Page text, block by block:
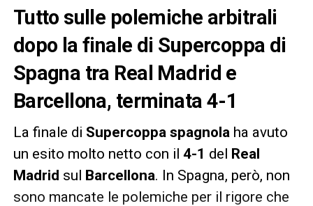
Tutto sulle polemiche arbitrali
dopo la finale di Supercoppa di
Spagna tra Real Madrid e
Barcellona, terminata 4-1
La finale di Supercoppa spagnola ha avuto
un esito molto netto con il 4-1 del Real
Madrid sul Barcellona. In Spagna, però, non
sono mancate le polemiche per il rigore che